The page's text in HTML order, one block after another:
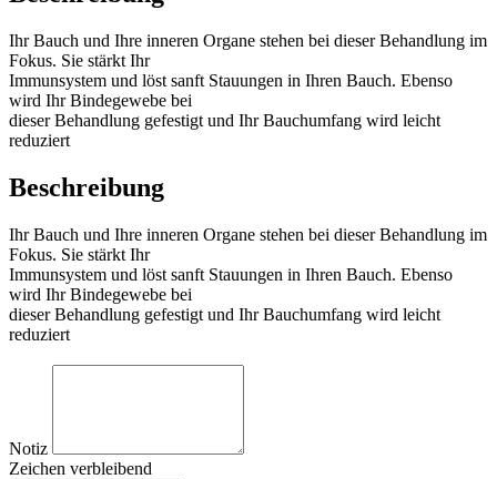
Ihr Bauch und Ihre inneren Organe stehen bei dieser Behandlung im
Fokus. Sie stärkt Ihr
Immunsystem und löst sanft Stauungen in Ihren Bauch. Ebenso
wird Ihr Bindegewebe bei
dieser Behandlung gefestigt und Ihr Bauchumfang wird leicht
reduziert
Beschreibung
Ihr Bauch und Ihre inneren Organe stehen bei dieser Behandlung im
Fokus. Sie stärkt Ihr
Immunsystem und löst sanft Stauungen in Ihren Bauch. Ebenso
wird Ihr Bindegewebe bei
dieser Behandlung gefestigt und Ihr Bauchumfang wird leicht
reduziert
Notiz
Zeichen verbleibend